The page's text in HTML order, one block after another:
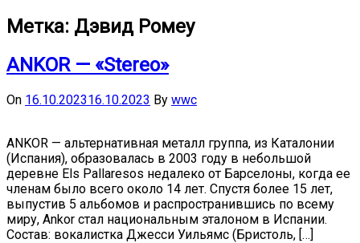
Метка: Дэвид Ромеу
ANKOR — «Stereo»
On 16.10.202316.10.2023 By wwc
ANKOR — альтернативная металл группа, из Каталонии
(Испания), образовалась в 2003 году в небольшой
деревне Els Pallaresos недалеко от Барселоны, когда ее
членам было всего около 14 лет. Спустя более 15 лет,
выпустив 5 альбомов и распространившись по всему
миру, Ankor стал национальным эталоном в Испании.
Состав: вокалистка Джесси Уильямс (Бристоль, […]